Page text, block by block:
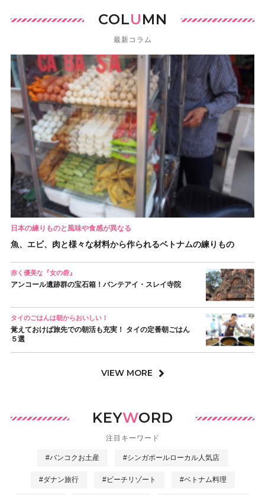
COLUMN
最新コラム
日本の練りものと風味や食感が異なる
魚、エビ、肉と様々な材料から作られるベトナムの練りもの
赤く優美な『女の砦』
アンコール遺跡群の宝石箱！バンテアイ・スレイ寺院
タイのごはんは朝からおいしい！
覚えておけば旅先での朝活も充実！ タイの定番朝ごはん
５選
VIEW MORE
KEYWORD
注目キーワード
#バンコクお土産 #シンガポールローカル人気店
#ダナン旅行 #ビーチリゾート #ベトナム料理